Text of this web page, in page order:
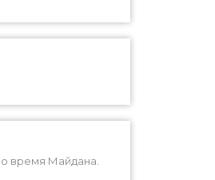
время Майдана.